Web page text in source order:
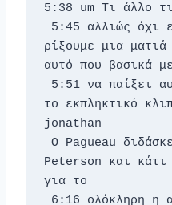
5:38 um Τι άλλο
ρίξουμε μια
αυτό που βασικά
το εκπληκτικό
jonathan
Peterson και κάτι
για το